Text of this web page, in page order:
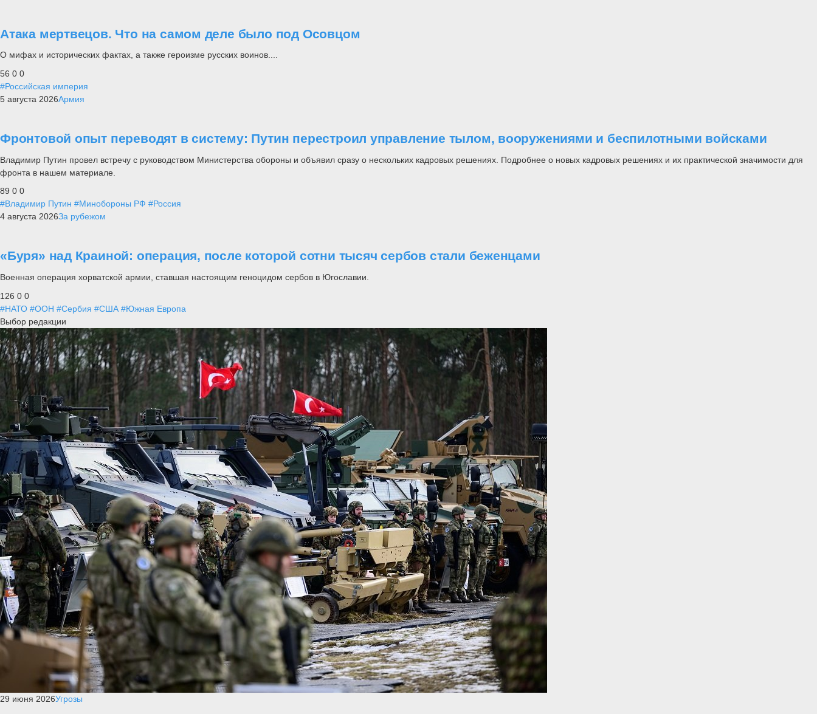
Атака мертвецов. Что на самом деле было под Осовцом
О мифах и исторических фактах, а также героизме русских воинов....
56 0 0
#Российская империя
5 августа 2026Армия
Фронтовой опыт переводят в систему: Путин перестроил управление тылом, вооружениями и беспилотными войсками
Владимир Путин провел встречу с руководством Министерства обороны и объявил сразу о нескольких кадровых решениях. Подробнее о новых кадровых решениях и их практической значимости для
фронта в нашем материале.
89 0 0
#Владимир Путин #Минобороны РФ #Россия
4 августа 2026За рубежом
«Буря» над Краиной: операция, после которой сотни тысяч сербов стали беженцами
Военная операция хорватской армии, ставшая настоящим геноцидом сербов в Югославии.
126 0 0
#НАТО #ООН #Сербия #США #Южная Европа
Выбор редакции
29 июня 2026Угрозы